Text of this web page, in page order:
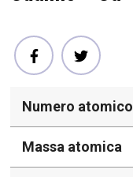
Numero atomico
Massa atomica